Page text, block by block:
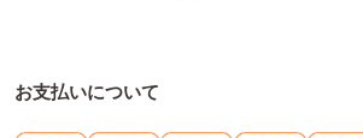
お支払いについて